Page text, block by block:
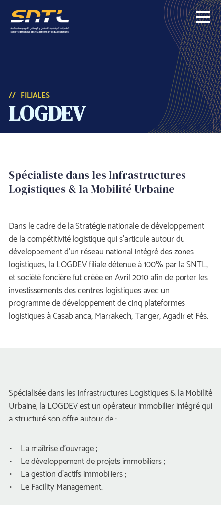
ACTIVITÉS
APPELS D'OFFRES
CONTACT
E-DOCUMENTS
FILIALES
LOGDEV
Spécialiste dans les Infrastructures
Logistiques & la Mobilité Urbaine
Dans le cadre de la Stratégie nationale de développement
de la compétitivité logistique qui s’articule autour du
développement d’un réseau national intégré des zones
logistiques, la LOGDEV filiale détenue à 100% par la SNTL,
et société foncière fut créée en Avril 2010 afin de porter les
investissements des centres logistiques avec un
programme de développement de cinq plateformes
logistiques à Casablanca, Marrakech, Tanger, Agadir et Fès.
Spécialisée dans les Infrastructures Logistiques & la Mobilité
Urbaine, la LOGDEV est un opérateur immobilier intégré qui
a structuré son offre autour de :
La maîtrise d’ouvrage ;
Le développement de projets immobiliers ;
La gestion d’actifs immobiliers ;
Le Facility Management.